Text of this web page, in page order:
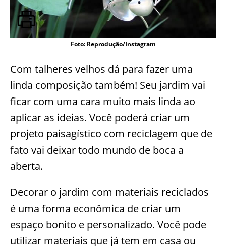
Foto: Reprodução/Instagram
Com talheres velhos dá para fazer uma
linda composição também! Seu jardim vai
ficar com uma cara muito mais linda ao
aplicar as ideias. Você poderá criar um
projeto paisagístico com reciclagem que de
fato vai deixar todo mundo de boca a
aberta.
Decorar o jardim com materiais reciclados
é uma forma econômica de criar um
espaço bonito e personalizado. Você pode
utilizar materiais que já tem em casa ou